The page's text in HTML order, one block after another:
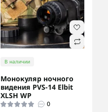
В наличии
Монокуляр ночного
видения PVS-14 Elbit
XLSH WP
0